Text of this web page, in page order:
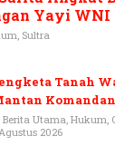
Yayi WNI
Rp3,6 Miliar
Sultra
Tanah
HO, Ketika
Arena
Berita Utama, Hukum,
2026